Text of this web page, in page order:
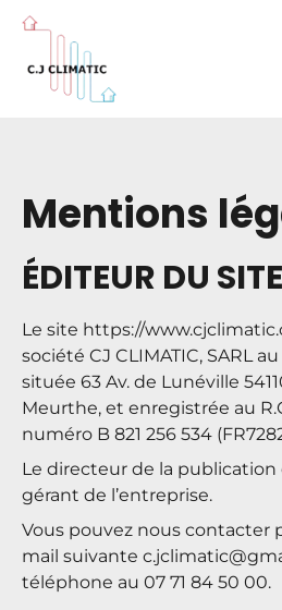
Mentions
ÉDITEUR DU SITE
Le site https://
société CJ CLIMATIC, SARL
située 63 Av. de Lunéville
Meurthe, et enregistrée au
numéro B 821 256 534
Le directeur de la publication
gérant de l’entreprise.
Vous pouvez nous contacter
mail suivante
téléphone au 07 71 84 50 00.